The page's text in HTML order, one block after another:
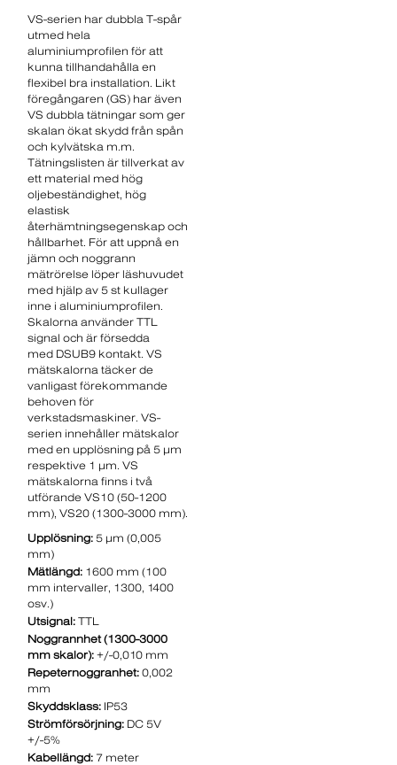
VS-serien har dubbla T-spår
utmed hela
aluminiumprofilen för att
kunna tillhandahålla en
flexibel bra installation. Likt
föregångaren (GS) har även
VS dubbla tätningar som ger
skalan ökat skydd från spån
och kylvätska m.m.
Tätningslisten är tillverkat av
ett material med hög
oljebeständighet, hög
elastisk
återhämtningsegenskap och
hållbarhet. För att uppnå en
jämn och noggrann
mätrörelse löper läshuvudet
med hjälp av 5 st kullager
inne i aluminiumprofilen.
Skalorna använder TTL
signal och är försedda
med DSUB9 kontakt. VS
mätskalorna täcker de
vanligast förekommande
behoven för
verkstadsmaskiner. VS-
serien innehåller mätskalor
med en upplösning på 5 µm
respektive 1 µm. VS
mätskalorna finns i två
utförande VS10 (50-1200
mm), VS20 (1300-3000 mm).
Upplösning: 5 µm (0,005
mm)
Mätlängd: 1600 mm (100
mm intervaller, 1300, 1400
osv.)
Utsignal: TTL
Noggrannhet (1300-3000
mm skalor): +/-0,010 mm
Repeternoggranhet: 0,002
mm
Skyddsklass: IP53
Strömförsörjning: DC 5V
+/-5%
Kabellängd: 7 meter